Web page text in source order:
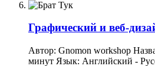
Графический и веб-
Автор: Gnomon workshop
минут Язык: Английский -